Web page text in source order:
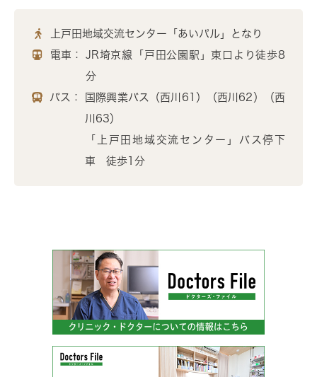
上戸田地域交流センター「あいパル」となり
電車：
JR埼京線「戸田公園駅」東口より徒歩8
分
バス：
国際興業バス（西川61）（西川62）（西
川63）
「上戸田地域交流センター」バス停下
車 徒歩1分